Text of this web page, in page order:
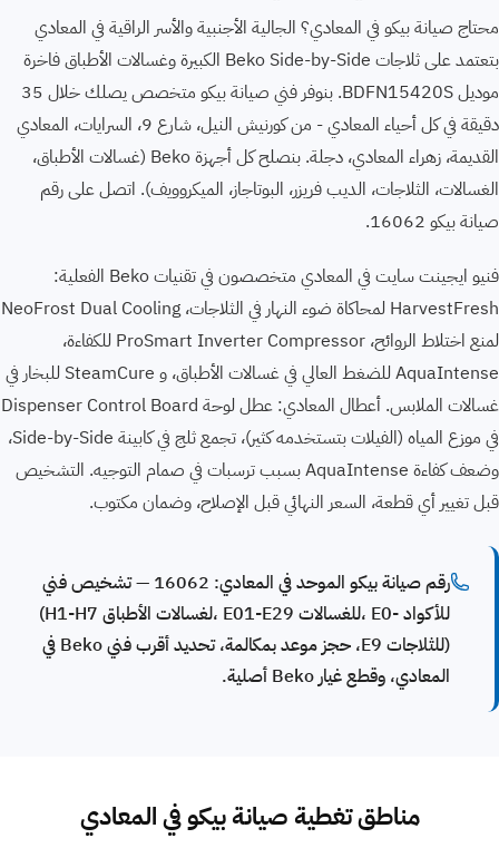
محتاج صيانة بيكو في المعادي؟ الجالية الأجنبية والأسر الراقية في المعادي
بتعتمد على ثلاجات Beko Side-by-Side الكبيرة وغسالات الأطباق فاخرة
موديل BDFN15420S. بنوفر فني صيانة بيكو متخصص يصلك خلال 35
دقيقة في كل أحياء المعادي - من كورنيش النيل، شارع 9، السرايات، المعادي
القديمة، زهراء المعادي، دجلة. بنصلح كل أجهزة Beko (غسالات الأطباق،
الغسالات، الثلاجات، الديب فريزر، البوتاجاز، الميكروويف). اتصل على رقم
صيانة بيكو 16062.
فنيو ايجينت سايت في المعادي متخصصون في تقنيات Beko الفعلية:
HarvestFresh لمحاكاة ضوء النهار في الثلاجات، NeoFrost Dual Cooling
لمنع اختلاط الروائح، ProSmart Inverter Compressor للكفاءة،
AquaIntense للضغط العالي في غسالات الأطباق، و SteamCure للبخار في
غسالات الملابس. أعطال المعادي: عطل لوحة Dispenser Control Board
في موزع المياه (الفيلات بتستخدمه كثير)، تجمع ثلج في كابينة Side-by-Side،
وضعف كفاءة AquaIntense بسبب ترسبات في صمام التوجيه. التشخيص
قبل تغيير أي قطعة، السعر النهائي قبل الإصلاح، وضمان مكتوب.
رقم صيانة بيكو الموحد في المعادي: 16062 — تشخيص فني
للأكواد ⁨(H1-H7 لغسالات الأطباق، E01-E29 للغسالات، E0-
E9 للثلاجات)⁩، حجز موعد بمكالمة، تحديد أقرب فني Beko في
المعادي، وقطع غيار Beko أصلية.
مناطق تغطية صيانة بيكو في المعادي